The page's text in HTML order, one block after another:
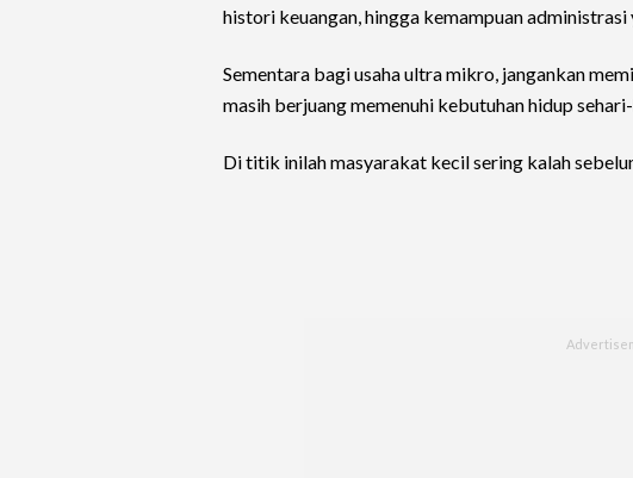
histori keuangan, hingga kemampuan administrasi
Sementara bagi usaha ultra mikro, jangankan
masih berjuang memenuhi kebutuhan hidup
Di titik inilah masyarakat kecil sering kalah